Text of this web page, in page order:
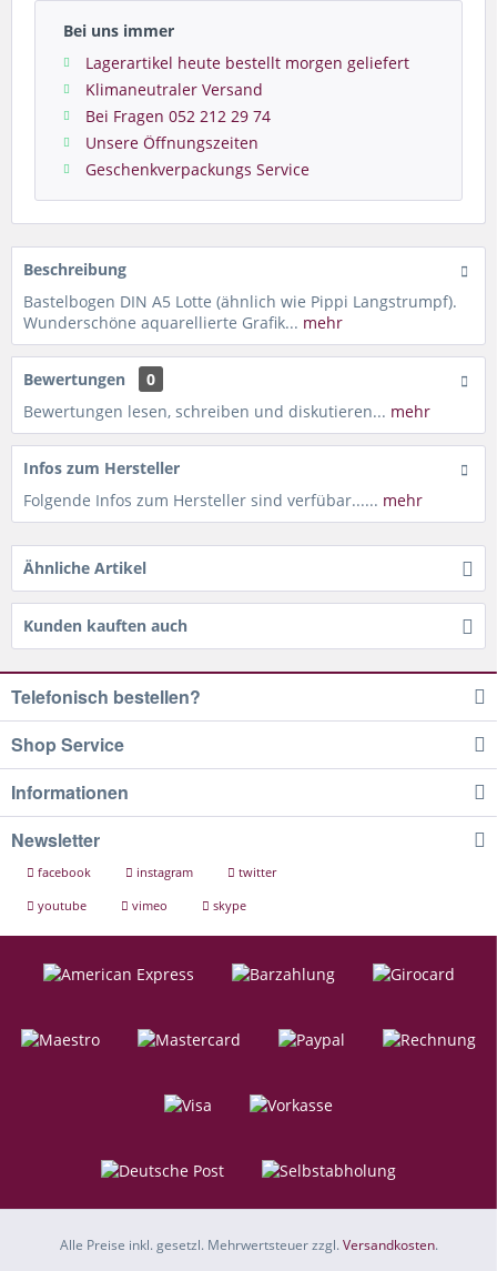
Bei uns immer
Lagerartikel heute bestellt morgen geliefert
Klimaneutraler Versand
Bei Fragen 052 212 29 74
Unsere Öffnungszeiten
Geschenkverpackungs Service
Beschreibung
Bastelbogen DIN A5 Lotte (ähnlich wie Pippi Langstrumpf).
Wunderschöne aquarellierte Grafik... mehr
Bewertungen
0
Bewertungen lesen, schreiben und diskutieren... mehr
Infos zum Hersteller
Folgende Infos zum Hersteller sind verfübar...... mehr
Ähnliche Artikel
Kunden kauften auch
Telefonisch bestellen?
Shop Service
Informationen
Newsletter
facebook instagram
twitter
youtube
vimeo skype
Alle Preise inkl. gesetzl. Mehrwertsteuer zzgl.Versandkosten.